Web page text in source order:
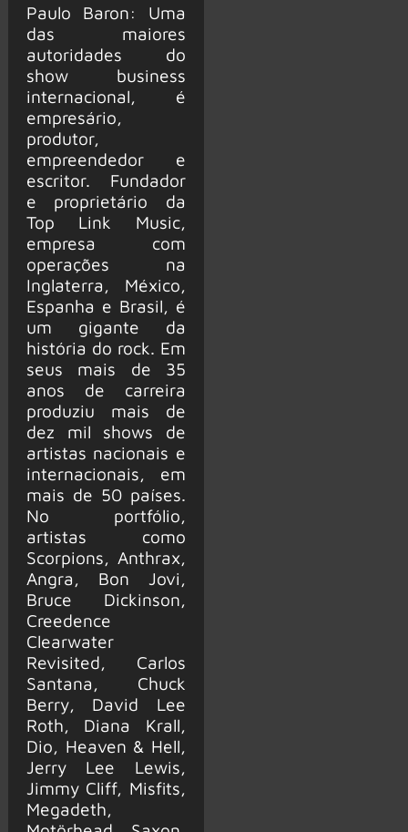
Paulo Baron: Uma
das maiores
autoridades do
show business
internacional, é
empresário,
produtor,
empreendedor e
escritor. Fundador
e proprietário da
Top Link Music,
empresa com
operações na
Inglaterra, México,
Espanha e Brasil, é
um gigante da
história do rock. Em
seus mais de 35
anos de carreira
produziu mais de
dez mil shows de
artistas nacionais e
internacionais, em
mais de 50 países.
No portfólio,
artistas como
Scorpions, Anthrax,
Angra, Bon Jovi,
Bruce Dickinson,
Creedence
Clearwater
Revisited, Carlos
Santana, Chuck
Berry, David Lee
Roth, Diana Krall,
Dio, Heaven & Hell,
Jerry Lee Lewis,
Jimmy Cliff, Misfits,
Megadeth,